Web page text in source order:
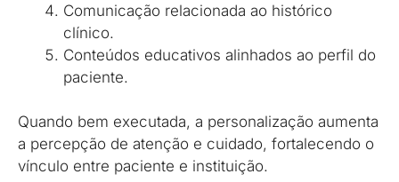
Comunicação relacionada ao histórico
clínico.
Conteúdos educativos alinhados ao perfil do
paciente.
Quando bem executada, a personalização aumenta
a percepção de atenção e cuidado, fortalecendo o
vínculo entre paciente e instituição.